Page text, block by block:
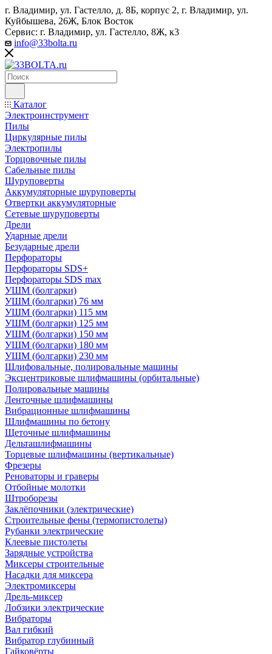
г. Владимир, ул. Гастелло, д. 8Б, корпус 2, г. Владимир, ул. ​
Куйбышева, 26Ж, Блок Восток
Сервис: г. Владимир, ул. Гастелло, 8Ж, к3
info@33bolta.ru
Каталог
Электроинструмент
Пилы
Циркулярные пилы
Электропилы
Торцовочные пилы
Сабельные пилы
Шуруповерты
Аккумуляторные шуруповерты
Отвертки аккумуляторные
Сетевые шуруповерты
Дрели
Ударные дрели
Безударные дрели
Перфораторы
Перфораторы SDS+
Перфораторы SDS max
УШМ (болгарки)
УШМ (болгарки) 76 мм
УШМ (болгарки) 115 мм
УШМ (болгарки) 125 мм
УШМ (болгарки) 150 мм
УШМ (болгарки) 180 мм
УШМ (болгарки) 230 мм
Шлифовальные, полировальные машины
Эксцентриковые шлифмашины (орбитальные)
Полировальные машины
Ленточные шлифмашины
Вибрационные шлифмашины
Шлифмашины по бетону
Щеточные шлифмашины
Дельташлифмашины
Торцевые шлифмашины (вертикальные)
Фрезеры
Реноваторы и граверы
Отбойные молотки
Штроборезы
Заклёпочники (электрические)
Строительные фены (термопистолеты)
Рубанки электрические
Клеевые пистолеты
Зарядные устройства
Миксеры строительные
Насадки для миксера
Электромиксеры
Дрель-миксер
Лобзики электрические
Вибраторы
Вал гибкий
Вибратор глубинный
Гайковёрты